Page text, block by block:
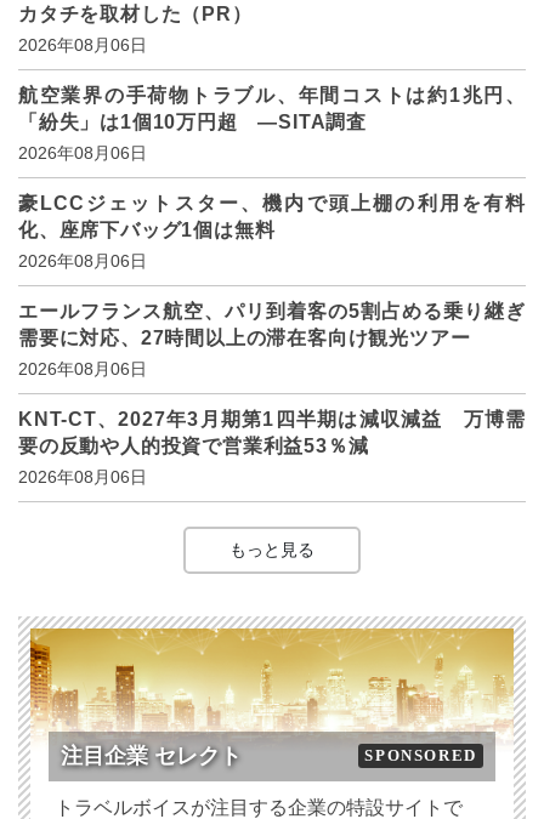
カタチを取材した（PR）
2026年08月06日
航空業界の手荷物トラブル、年間コストは約1兆円、
「紛失」は1個10万円超 ―SITA調査
2026年08月06日
豪LCCジェットスター、機内で頭上棚の利用を有料
化、座席下バッグ1個は無料
2026年08月06日
エールフランス航空、パリ到着客の5割占める乗り継ぎ
需要に対応、27時間以上の滞在客向け観光ツアー
2026年08月06日
KNT-CT、2027年3月期第1四半期は減収減益 万博需
要の反動や人的投資で営業利益53％減
2026年08月06日
もっと見る
注目企業 セレクト SPONSORED
トラベルボイスが注目する企業の特設サイトで